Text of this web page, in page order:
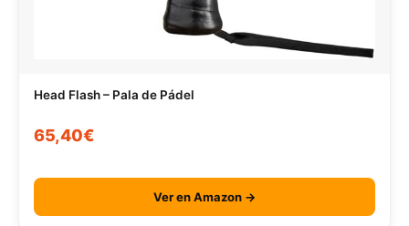
Head Flash – Pala de Pádel
65,40€
Ver en Amazon →